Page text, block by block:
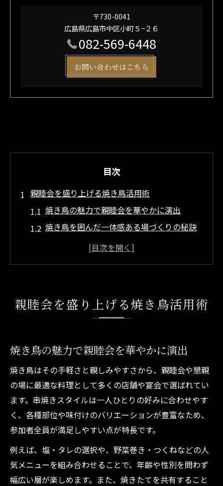
〒730-0041
広島県広島市中区小町５−２６
082-569-6448
お問い合わせはこちら
目次
親睦会を盛り上げる焼き鳥活用術
焼き鳥の魅力で親睦会を華やかに演出
焼き鳥を囲んだ一体感ある場づくりの秘訣
親睦会で人気の焼き鳥活用法を徹底解説
幹事が知るべき焼き鳥親睦会準備の流れ
焼き鳥注文や進行に役立つ幹事の工夫
幹事が重視すべき焼き鳥親睦会の満足度
焼き鳥を囲む親睦会の満足度向上法
焼き鳥の種類選びで親睦会の満足度アップ
親睦会を盛り上げる焼き鳥の提供タイミン
グ
焼き鳥と相性抜群のドリンクの選び方
焼き鳥親睦会で会話が弾む演出アイデア
親睦会を盛り上げる焼き鳥活用術
焼き鳥の魅力で親睦会を華やかに演出
焼き鳥はその手軽さと親しみやすさから、親睦会や懇親
の場に最適な料理として多くの店舗や宴会で選ばれてい
ます。串焼きスタイルは一人ひとりの好みに合わせやす
く、各種部位や味付けのバリエーションが豊富なため、
参加者全員が満足しやすい点が特長です。
例えば、塩・タレの選択や、野菜巻き・つくねなどの人
気メニューを組み合わせることで、年齢や性別を問わず
幅広い層が楽しめます。また、焼きたてを共有すること